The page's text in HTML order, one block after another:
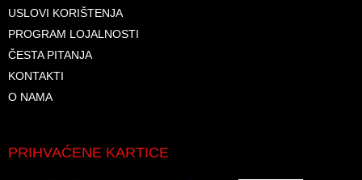
USLOVI KORIŠTENJA
PROGRAM LOJALNOSTI
ČESTA PITANJA
KONTAKTI
O NAMA
PRIHVAĆENE KARTICE